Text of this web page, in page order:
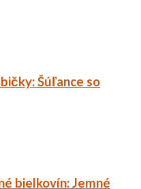
Šúľance so
bielkovín: Jemné